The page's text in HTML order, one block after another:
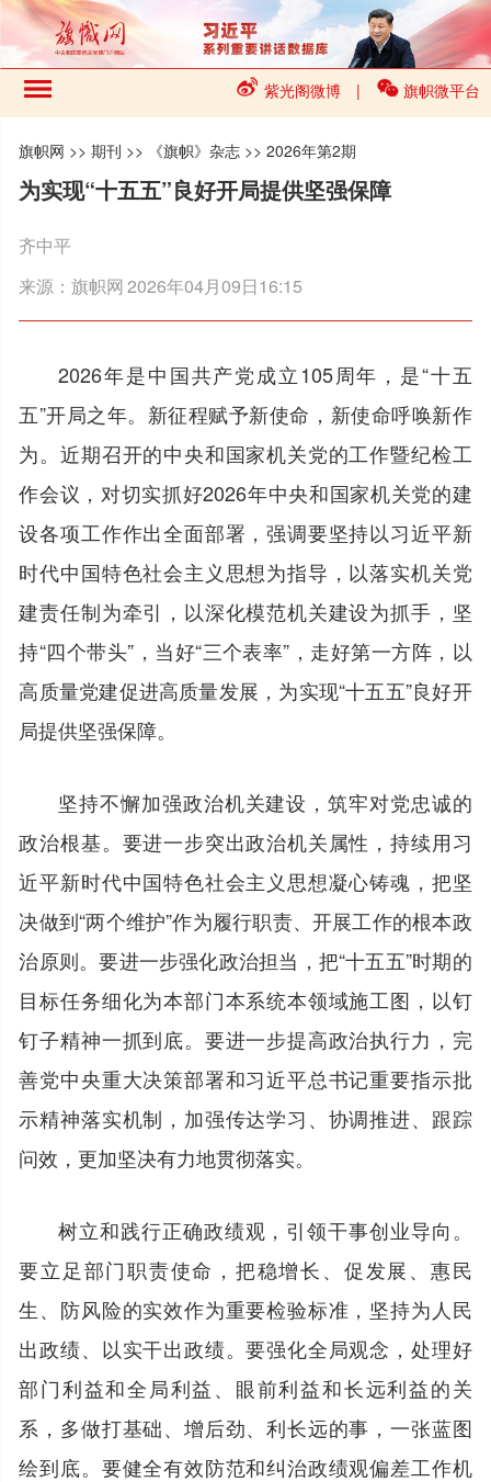
紫光阁微博 | 旗帜微平台
旗帜网 >>期刊 >> 《旗帜》杂志 >>2026年第2期
为实现“十五五”良好开局提供坚强保障
齐中平
来源：旗帜网2026年04月09日16:15
2026年是中国共产党成立105周年，是“十五
五”开局之年。新征程赋予新使命，新使命呼唤新作
为。近期召开的中央和国家机关党的工作暨纪检工
作会议，对切实抓好2026年中央和国家机关党的建
设各项工作作出全面部署，强调要坚持以习近平新
时代中国特色社会主义思想为指导，以落实机关党
建责任制为牵引，以深化模范机关建设为抓手，坚
持“四个带头”，当好“三个表率”，走好第一方阵，以
高质量党建促进高质量发展，为实现“十五五”良好开
局提供坚强保障。
坚持不懈加强政治机关建设，筑牢对党忠诚的
政治根基。要进一步突出政治机关属性，持续用习
近平新时代中国特色社会主义思想凝心铸魂，把坚
决做到“两个维护”作为履行职责、开展工作的根本政
治原则。要进一步强化政治担当，把“十五五”时期的
目标任务细化为本部门本系统本领域施工图，以钉
钉子精神一抓到底。要进一步提高政治执行力，完
善党中央重大决策部署和习近平总书记重要指示批
示精神落实机制，加强传达学习、协调推进、跟踪
问效，更加坚决有力地贯彻落实。
树立和践行正确政绩观，引领干事创业导向。
要立足部门职责使命，把稳增长、促发展、惠民
生、防风险的实效作为重要检验标准，坚持为人民
出政绩、以实干出政绩。要强化全局观念，处理好
部门利益和全局利益、眼前利益和长远利益的关
系，多做打基础、增后劲、利长远的事，一张蓝图
绘到底。要健全有效防范和纠治政绩观偏差工作机